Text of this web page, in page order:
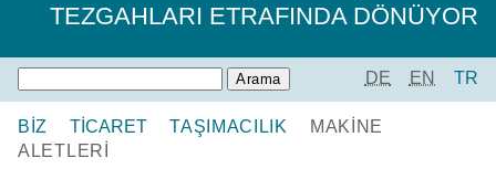
TEZGAHLARI ETRAFINDA DÖNÜYOR
DE EN TR
BIZ TICARET TAŞIMACILIK
MAKINE
ALETLERI